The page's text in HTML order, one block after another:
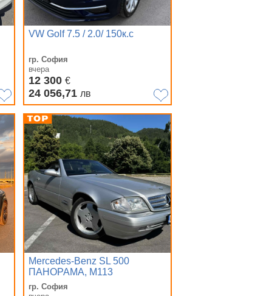
VW Golf 7.5 / 2.0/ 150к.с
гр. София
вчера
12 300 €
24 056,71 лв
Mercedes-Benz SL 500
ПАНОРАМА, M113
гр. София